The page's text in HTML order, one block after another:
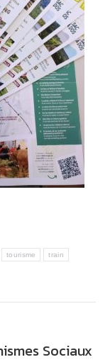
tourisme train
Sociaux